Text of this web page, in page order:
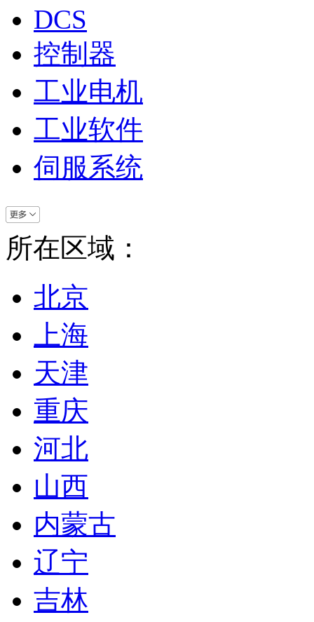
DCS
控制器
工业电机
工业软件
伺服系统
所在区域：
北京
上海
天津
重庆
河北
山西
内蒙古
辽宁
吉林